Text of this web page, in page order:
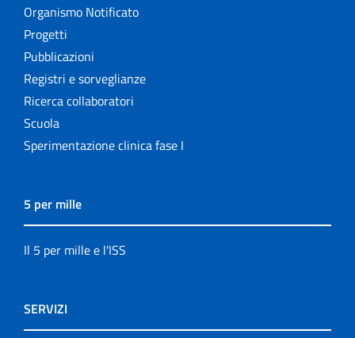
Organismo Notificato
Progetti
Pubblicazioni
Registri e sorveglianze
Ricerca collaboratori
Scuola
Sperimentazione clinica fase I
5 per mille
Il 5 per mille e l'ISS
SERVIZI